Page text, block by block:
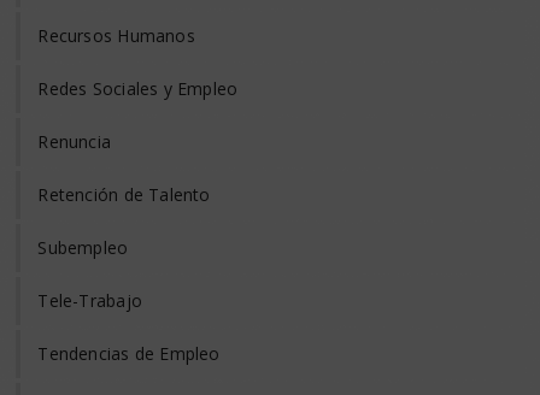
Recursos Humanos
Redes Sociales y Empleo
Renuncia
Retención de Talento
Subempleo
Tele-Trabajo
Tendencias de Empleo